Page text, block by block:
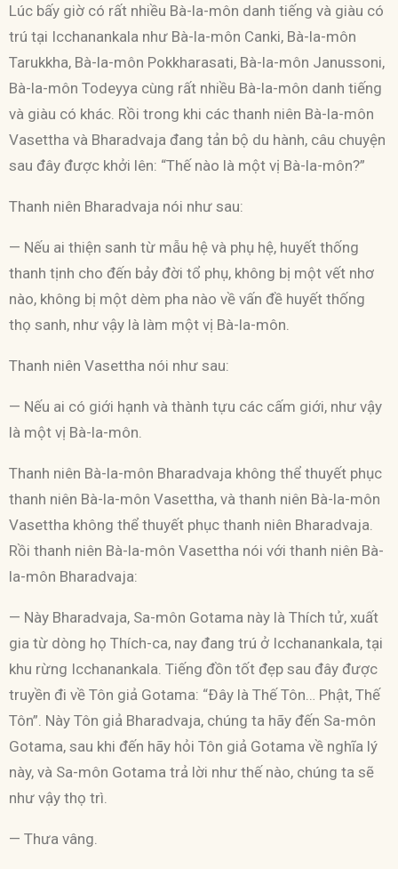
Lúc bấy giờ có rất nhiều Bà-la-môn danh tiếng và giàu có
trú tại Icchanankala như Bà-la-môn Canki, Bà-la-môn
Tarukkha, Bà-la-môn Pokkharasati, Bà-la-môn Janussoni,
Bà-la-môn Todeyya cùng rất nhiều Bà-la-môn danh tiếng
và giàu có khác. Rồi trong khi các thanh niên Bà-la-môn
Vasettha và Bharadvaja đang tản bộ du hành, câu chuyện
sau đây được khởi lên: “Thế nào là một vị Bà-la-môn?”
Thanh niên Bharadvaja nói như sau:
— Nếu ai thiện sanh từ mẫu hệ và phụ hệ, huyết thống
thanh tịnh cho đến bảy đời tổ phụ, không bị một vết nhơ
nào, không bị một dèm pha nào về vấn đề huyết thống
thọ sanh, như vậy là làm một vị Bà-la-môn.
Thanh niên Vasettha nói như sau:
— Nếu ai có giới hạnh và thành tựu các cấm giới, như vậy
là một vị Bà-la-môn.
Thanh niên Bà-la-môn Bharadvaja không thể thuyết phục
thanh niên Bà-la-môn Vasettha, và thanh niên Bà-la-môn
Vasettha không thể thuyết phục thanh niên Bharadvaja.
Rồi thanh niên Bà-la-môn Vasettha nói với thanh niên Bà-
la-môn Bharadvaja:
— Này Bharadvaja, Sa-môn Gotama này là Thích tử, xuất
gia từ dòng họ Thích-ca, nay đang trú ở Icchanankala, tại
khu rừng Icchanankala. Tiếng đồn tốt đẹp sau đây được
truyền đi về Tôn giả Gotama: “Ðây là Thế Tôn… Phật, Thế
Tôn”. Này Tôn giả Bharadvaja, chúng ta hãy đến Sa-môn
Gotama, sau khi đến hãy hỏi Tôn giả Gotama về nghĩa lý
này, và Sa-môn Gotama trả lời như thế nào, chúng ta sẽ
như vậy thọ trì.
— Thưa vâng.